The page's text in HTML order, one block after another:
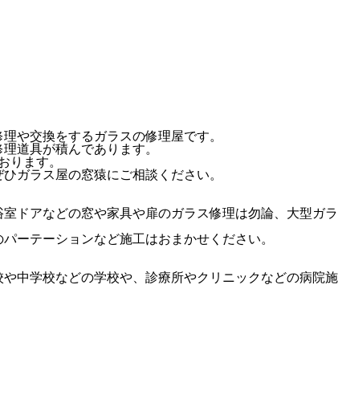
や交換をするガラスの修理屋です。
道具が積んであります。
ります。
ガラス屋の窓猿にご相談ください。
ドアなどの窓や家具や扉のガラス修理は勿論、大型ガラ
ーテーションなど施工はおまかせください。
中学校などの学校や、診療所やクリニックなどの病院施